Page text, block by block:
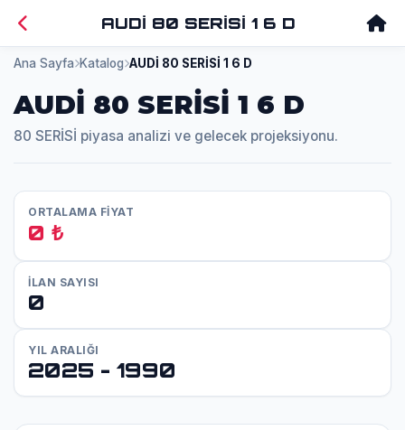
AUDİ 80 SERİSİ 1 6 D
Ana Sayfa Katalog AUDİ 80 SERİSİ 1 6 D
AUDİ 80 SERİSİ 1 6 D
80 SERİSİ piyasa analizi ve gelecek projeksiyonu.
ORTALAMA FİYAT
0 ₺
İLAN SAYISI
0
YIL ARALIĞI
2025 - 1990